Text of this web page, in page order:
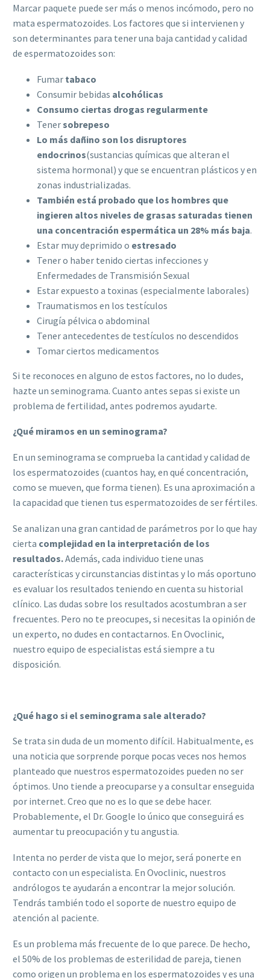
Marcar paquete puede ser más o menos incómodo, pero no
mata espermatozoides. Los factores que si intervienen y
son determinantes para tener una baja cantidad y calidad
de espermatozoides son:
Fumar tabaco
Consumir bebidas alcohólicas
Consumo ciertas drogas regularmente
Tenersobrepeso
Lo más dañino son los disruptores
endocrinos(sustancias químicas que alteran el
sistema hormonal) y que se encuentran plásticos y en
zonas industrializadas.
También está probado que los hombres que
ingieren altos niveles de grasas saturadas tienen
una concentración espermática un 28% más baja.
Estar muy deprimido o estresado
Tener o haber tenido ciertas infecciones y
Enfermedades de Transmisión Sexual
Estar expuesto a toxinas (especialmente laborales)
Traumatismos en los testículos
Cirugía pélvica o abdominal
Tener antecedentes de testículos no descendidos
Tomar ciertos medicamentos
Si te reconoces en alguno de estos factores, no lo dudes,
hazte un seminograma. Cuanto antes sepas si existe un
problema de fertilidad, antes podremos ayudarte.
¿Qué miramos en un seminograma?
En un seminograma se comprueba la cantidad y calidad de
los espermatozoides (cuantos hay, en qué concentración,
como se mueven, que forma tienen). Es una aproximación a
la capacidad que tienen tus espermatozoides de ser fértiles.
Se analizan una gran cantidad de parámetros por lo que hay
cierta complejidad en la interpretación de los
resultados.Además, cada individuo tiene unas
características y circunstancias distintas y lo más oportuno
es evaluar los resultados teniendo en cuenta su historial
clínico. Las dudas sobre los resultados acostumbran a ser
frecuentes. Pero no te preocupes, si necesitas la opinión de
un experto, no dudes en contactarnos. En Ovoclinic,
nuestro equipo de especialistas está siempre a tu
disposición.
¿Qué hago si el seminograma sale alterado?
Se trata sin duda de un momento difícil. Habitualmente, es
una noticia que sorprende porque pocas veces nos hemos
planteado que nuestros espermatozoides pueden no ser
óptimos. Uno tiende a preocuparse y a consultar enseguida
por internet. Creo que no es lo que se debe hacer.
Probablemente, el Dr. Google lo único que conseguirá es
aumentar tu preocupación y tu angustia.
Intenta no perder de vista que lo mejor, será ponerte en
contacto con un especialista. En Ovoclinic, nuestros
andrólogos te ayudarán a encontrar la mejor solución.
Tendrás también todo el soporte de nuestro equipo de
atención al paciente.
Es un problema más frecuente de lo que parece. De hecho,
el 50% de los problemas de esterilidad de pareja, tienen
como origen un problema en los espermatozoides y es una